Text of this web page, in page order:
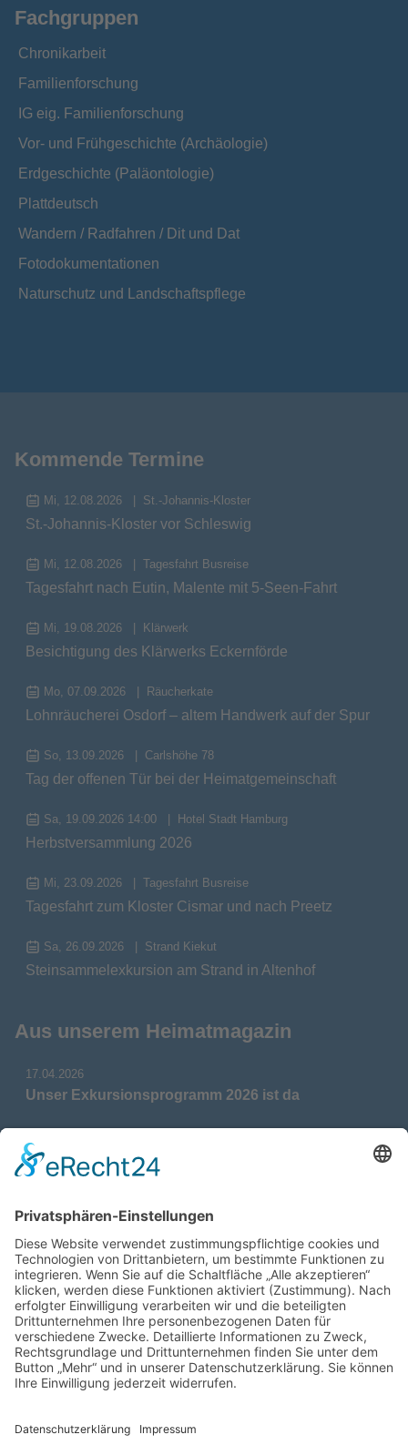
Fachgruppen
Chronikarbeit
Familienforschung
IG eig. Familienforschung
Vor- und Frühgeschichte (Archäologie)
Erdgeschichte (Paläontologie)
Plattdeutsch
Wandern / Radfahren / Dit und Dat
Fotodokumentationen
Naturschutz und Landschaftspflege
Kommende Termine
Mi, 12.08.2026 St.-Johannis-Kloster
St.-Johannis-Kloster vor Schleswig
Mi, 12.08.2026 Tagesfahrt Busreise
Tagesfahrt nach Eutin, Malente mit 5-Seen-Fahrt
Mi, 19.08.2026 Klärwerk
Besichtigung des Klärwerks Eckernförde
Mo, 07.09.2026 Räucherkate
Lohnräucherei Osdorf – altem Handwerk auf der Spur
So, 13.09.2026 Carlshöhe 78
Tag der offenen Tür bei der Heimatgemeinschaft
Sa, 19.09.2026 14:00 Hotel Stadt Hamburg
Herbstversammlung 2026
Mi, 23.09.2026 Tagesfahrt Busreise
Tagesfahrt zum Kloster Cismar und nach Preetz
Sa, 26.09.2026 Strand Kiekut
Steinsammelexkursion am Strand in Altenhof
Aus unserem Heimatmagazin
17.04.2026
Unser Exkursionsprogramm 2026 ist da
17.04.2026
Verdienstmedaille für Telse Stoy
Das war: Munition im Meer
17.04.2026
Fahrtenprogramm 2026 ist fertig
12.10.2025
Darstellung verschiedener Orte innerhalb des
Gebiets der Heimatgemeinschaft Eckernförde